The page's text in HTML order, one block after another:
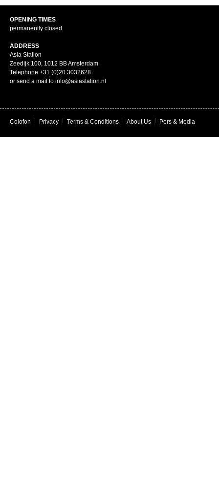
OPENING TIMES
permanently closed
ADDRESS
Asia Station
Zeedijk 100, 1012 BB Amsterdam
Telephone +31 (0)20 3032628
or send a mail to info@asiastation.nl
Colofon Privacy Terms & Conditions About Us Pers & Media